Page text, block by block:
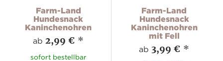
Farm-Land
Hundesnack
Kaninchenohren
ab2,99 € *
sofort bestellbar
Farm-Land
Hundesnack
Kaninchenohren
mit Fell
ab 3,99 € *